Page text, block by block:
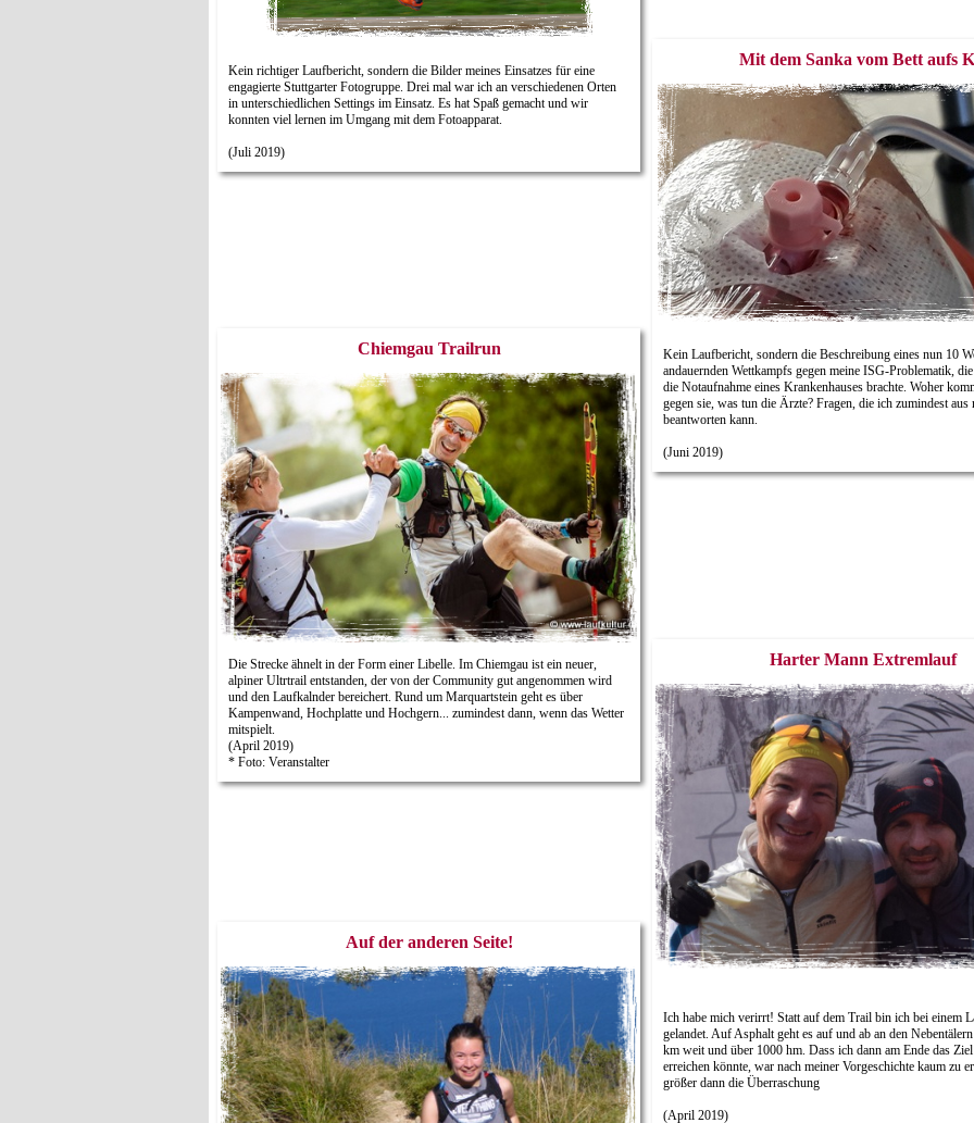
Kein richtiger Laufbericht, sondern die Bilder meines Einsatzes für eine
engagierte Stuttgarter Fotogruppe. Drei mal war ich an verschiedenen Orten
in unterschiedlichen Settings im Einsatz. Es hat Spaß gemacht und wir
konnten viel lernen im Umgang mit dem Fotoapparat.
(Juli 2019)
Chiemgau Trailrun
Die Strecke ähnelt in der Form einer Libelle. Im Chiemgau ist ein neuer,
alpiner Ultrtrail entstanden, der von der Community gut angenommen wird
und den Laufkalnder bereichert. Rund um Marquartstein geht es über
Kampenwand, Hochplatte und Hochgern... zumindest dann, wenn das Wetter
mitspielt.
(April 2019)
* Foto: Veranstalter
Auf der anderen Seite!
Mit dem Sanka vom Bett aufs
Kein Laufbericht, sondern die Beschreibung eines nun 10
andauernden Wettkampfs gegen meine ISG-Problematik,
die Notaufnahme eines Krankenhauses brachte. Woher
gegen sie, was tun die Ärzte? Fragen, die ich zumindest aus
beantworten kann.
(Juni 2019)
Harter Mann Extremlauf
Ich habe mich verirrt! Statt auf dem Trail bin ich bei einem
gelandet. Auf Asphalt geht es auf und ab an den
km weit und über 1000 hm. Dass ich dann am Ende das
erreichen könnte, war nach meiner Vorgeschichte kaum zu
größer dann die Überraschung
(April 2019)